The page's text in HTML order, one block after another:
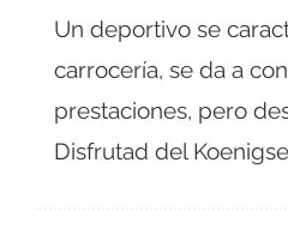
Un deportivo se
carrocería, se da a
prestaciones, pero
Disfrutad del